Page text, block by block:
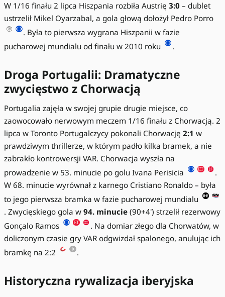
W 1/16 finału 2 lipca Hiszpania rozbiła Austrię 3:0 – dublet
ustrzelił Mikel Oyarzabal, a gola głową dołożył Pedro Porro
. Była to pierwsza wygrana Hiszpanii w fazie
pucharowej mundialu od finału w 2010 roku
.
Droga Portugalii: Dramatyczne
zwycięstwo z Chorwacją
Portugalia zajęła w swojej grupie drugie miejsce, co
zaowocowało nerwowym meczem 1/16 finału z Chorwacją. 2
lipca w Toronto Portugalczycy pokonali Chorwację 2:1 w
prawdziwym thrillerze, w którym padło kilka bramek, a nie
zabrakło kontrowersji VAR. Chorwacja wyszła na
prowadzenie w 53. minucie po golu Ivana Perisicia
.
W 68. minucie wyrównał z karnego Cristiano Ronaldo – była
to jego pierwsza bramka w fazie pucharowej mundialu
. Zwycięskiego gola w 94. minucie (90+4') strzelił rezerwowy
Gonçalo Ramos
. Na domiar złego dla Chorwatów, w
doliczonym czasie gry VAR odgwizdał spalonego, anulując ich
bramkę na 2:2
.
Historyczna rywalizacja iberyjska